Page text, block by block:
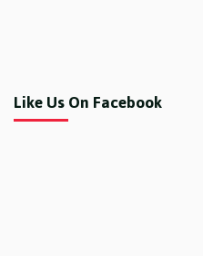
Like Us On Facebook